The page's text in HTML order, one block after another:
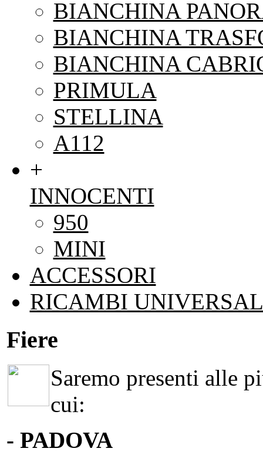
BIANCHINA
BIANCHINA
BIANCHINA
PRIMULA
STELLINA
A112
+
INNOCENTI
950
MINI
ACCESSORI
RICAMBI
Fiere
Saremo presenti alle
cui:
- PADOVA